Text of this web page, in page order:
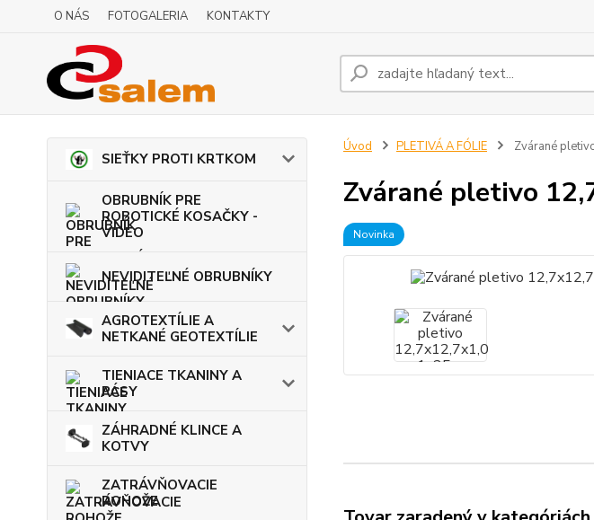
O NÁS FOTOGALERIA KONTAKTY
SIEŤKY PROTI KRTKOM
OBRUBNÍK PRE
ROBOTICKÉ KOSAČKY -
VIDEO
NEVIDITEĽNÉ OBRUBNÍKY
AGROTEXTÍLIE A
NETKANÉ GEOTEXTÍLIE
TIENIACE TKANINY A
PÁSY
ZÁHRADNÉ KLINCE A
KOTVY
ZATRÁVŇOVACIE
ROHOŽE
Úvod PLETIVÁ A FÓLIE Zvárané
Zvárané pletivo
Novinka